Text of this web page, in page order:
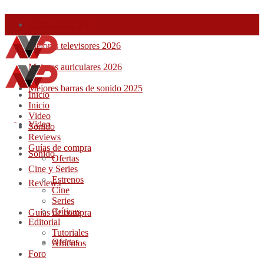
Mejores televisores 2026
Mejores auriculares 2026
Mejores barras de sonido 2025
Inicio
Video
Sonido
Reviews
Guías de compra
Ofertas
Inicio
Video
Sonido
Reviews
Guías de compra
Ofertas
Cine y Series
Estrenos
Cine
Series
Críticas
Editorial
Tutoriales
Artículos
Foro